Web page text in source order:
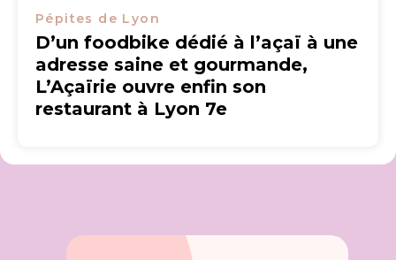
Pépites de Lyon
D’un foodbike dédié à l’açaï à une
adresse saine et gourmande,
L’Açaïrie ouvre enfin son
restaurant à Lyon 7e